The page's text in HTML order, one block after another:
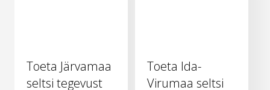
Toeta Järvamaa
seltsi tegevust
Toeta Ida-
Virumaa seltsi